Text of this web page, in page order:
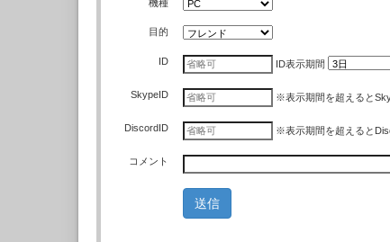
機種
目的
ID ID表示期間
SkypeID ※表示期間を超えると
DiscordID ※表示期間を超えると
コメント